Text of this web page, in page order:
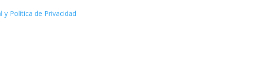
y Política de Privacidad